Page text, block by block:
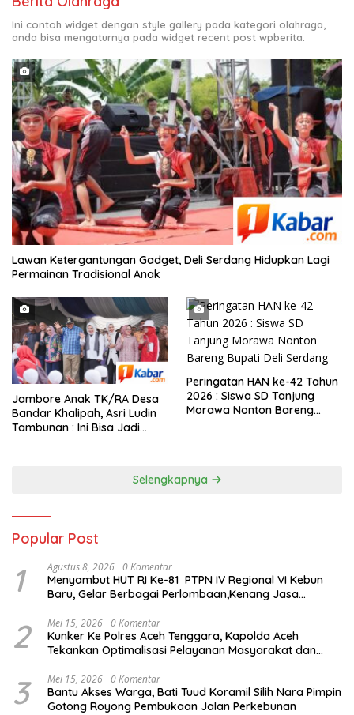
Ini contoh widget dengan style gallery pada kategori olahraga,
anda bisa mengaturnya pada widget recent post wpberita.
Lawan Ketergantungan Gadget, Deli Serdang Hidupkan Lagi
Permainan Tradisional Anak
Jambore Anak TK/RA Desa
Bandar Khalipah, Asri Ludin
Tambunan : Ini Bisa Jadi
Peringatan HAN ke-42 Tahun
2026 : Siswa SD Tanjung
Morawa Nonton Bareng
Selengkapnya
Popular Post
1 Agustus 8, 2026 0 Komentar
Menyambut HUT RI Ke-81 PTPN IV Regional VI Kebun
Baru, Gelar Berbagai Perlombaan,Kenang Jasa
2 Mei 15, 2026 0 Komentar
Kunker Ke Polres Aceh Tenggara, Kapolda Aceh
Tekankan Optimalisasi Pelayanan Masyarakat dan
3 Mei 15, 2026 0 Komentar
Bantu Akses Warga, Bati Tuud Koramil Silih Nara Pimpin
Gotong Royong Pembukaan Jalan Perkebunan